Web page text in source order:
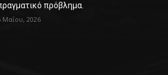
πρόβλημα.
Μαΐου, 2026